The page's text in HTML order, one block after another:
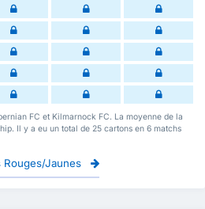
FC et Kilmarnock FC. La moyenne de la
Il y a eu un total de 25 cartons en 6 matchs
Rouges/Jaunes